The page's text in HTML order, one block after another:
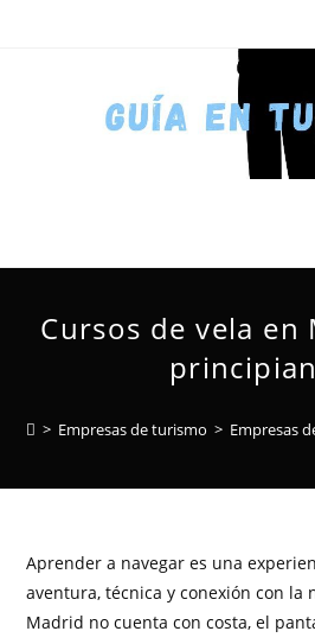
Cursos de vela
> Empresas de turismo > Empresas
Aprender a navegar es una
aventura, técnica y conexión con la
Madrid no cuenta con costa, el